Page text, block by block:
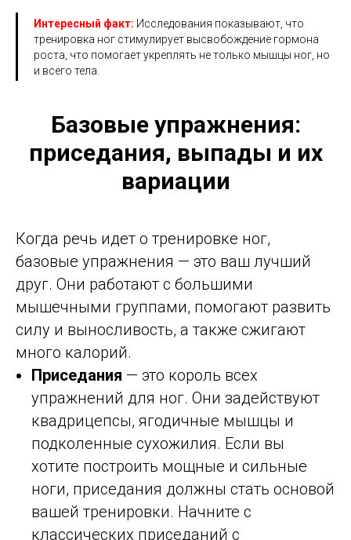
Интересный факт: Исследования показывают, что
тренировка ног стимулирует высвобождение гормона
роста, что помогает укреплять не только мышцы ног, но
и всего тела.
Базовые упражнения:
приседания, выпады и их
вариации
Когда речь идет о тренировке ног,
базовые упражнения — это ваш лучший
друг. Они работают с большими
мышечными группами, помогают развить
силу и выносливость, а также сжигают
много калорий.
Приседания — это король всех
упражнений для ног. Они задействуют
квадрицепсы, ягодичные мышцы и
подколенные сухожилия. Если вы
хотите построить мощные и сильные
ноги, приседания должны стать основой
вашей тренировки. Начните с
классических приседаний с